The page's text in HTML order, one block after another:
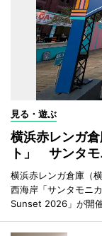
見る・遊ぶ
横浜赤レンガ
ト」 サンタ
横浜赤レンガ倉庫（
西海岸「サンタモニ
Sunset 2026」が開催